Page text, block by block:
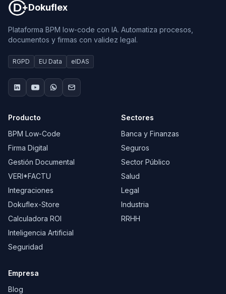
Dokuflex
Plataforma BPM low-code con IA. Automatiza procesos,
documentos y firmas con validez legal.
RGPD EU Data eIDAS
Producto
BPM Low-Code
Firma Digital
Gestión Documental
VERI*FACTU
Integraciones
Dokuflex-Store
Calculadora ROI
Inteligencia Artificial
Seguridad
Sectores
Banca y Finanzas
Seguros
Sector Público
Salud
Legal
Industria
RRHH
Empresa
Blog